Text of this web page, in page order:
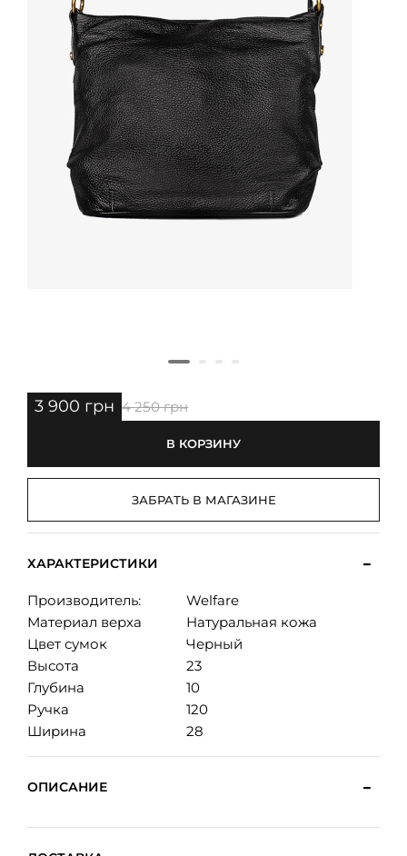
3 900 грн 4 250 грн
В КОРЗИНУ
ЗАБРАТЬ В МАГАЗИНЕ
ХАРАКТЕРИСТИКИ
Производитель:
Welfare
Материал верха
Натуральная кожа
Цвет сумок
Черный
Высота
23
Глубина
10
Ручка
120
Ширина
28
ОПИСАНИЕ